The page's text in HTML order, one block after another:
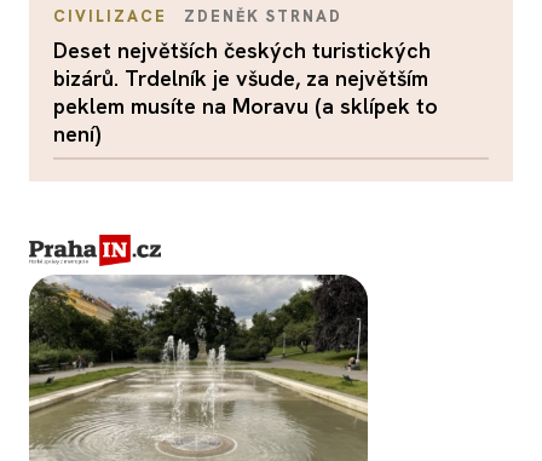
CIVILIZACE ZDENĚK STRNAD
Deset největších českých turistických
bizárů. Trdelník je všude, za největším
peklem musíte na Moravu (a sklípek to
není)